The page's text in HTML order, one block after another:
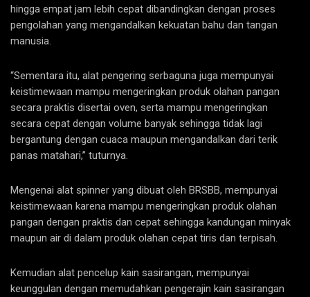
hingga empat jam lebih cepat dibandingkan dengan proses
pengolahan yang mengandalkan kekuatan bahu dan tangan
manusia.
“Sementara itu, alat pengering serbaguna juga mempunyai
keistimewaan mampu mengeringkan produk olahan pangan
secara praktis disertai oven, serta mampu mengeringkan
secara cepat dengan volume banyak sehingga tidak lagi
bergantung dengan cuaca maupun mengandalkan dari terik
panas matahari,” tuturnya.
Mengenai alat spinner yang dibuat oleh BRSBB, mempunyai
keistimewaan karena mampu mengeringkan produk olahan
pangan dengan praktis dan cepat sehingga kandungan minyak
maupun air di dalam produk olahan cepat tiris dan terpisah.
Kemudian alat pencelup kain sasirangan, mempunyai
keunggulan dengan memudahkan pengerajin kain sasirangan